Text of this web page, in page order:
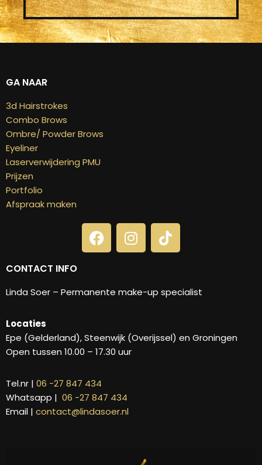
GA NAAR
3d Hairstrokes
Combo Brows
Ombre/ Powder Brows
Eyeliner
Laserverwijdering PMU
Prijzen
Portfolio
Afspraak maken
CONTACT INFO
Linda Soer – Permanente make-up specialist
Locaties
Epe (Gelderland), Steenwijk (Overijssel) en Groningen
Open tussen 10.00 – 17.30 uur
Tel.nr | 06 -27 847 434
Whatsapp | 06 -27 847 434
Email | contact@lindasoer.nl